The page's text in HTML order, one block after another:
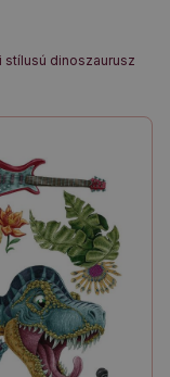
dinoszaurusz